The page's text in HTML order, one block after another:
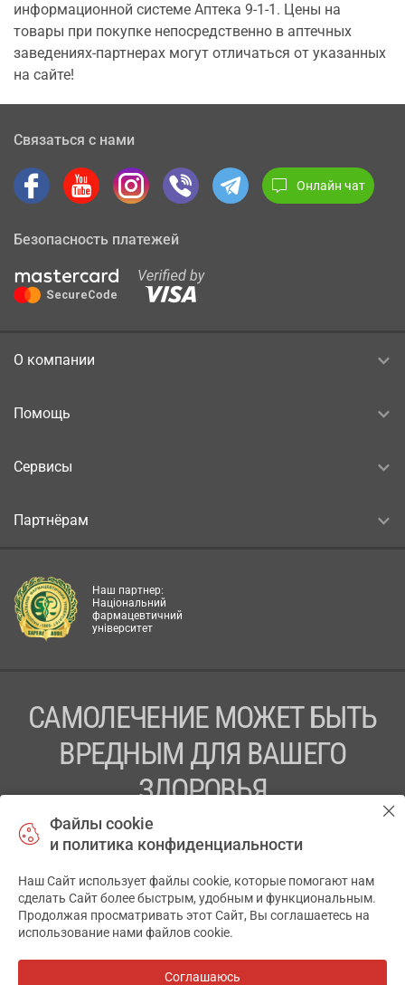
информационной системе Аптека 9-1-1. Цены на
товары при покупке непосредственно в аптечных
заведениях-партнерах могут отличаться от указанных
на сайте!
Связаться с нами
Онлайн чат
Безопасность платежей
О компании
Помощь
Сервисы
Партнёрам
Наш партнер:
Національний
фармацевтичний
університет
САМОЛЕЧЕНИЕ МОЖЕТ БЫТЬ
ВРЕДНЫМ ДЛЯ ВАШЕГО
ЗДОРОВЬЯ
ПЕРЕД ПРИМЕНЕНИЕМ ПРЕПАРАТА
ПРОКОНСУЛЬТИРУЙТЕСЬ С ВРАЧОМ
ТОВ «АПТЕКА 911.ЮА» Код ЄДРПОУ 43631965.
Отказ от ответственности
АПТЕКА911.ЮА
Файлы cookie
и политика конфиденциальности
Наш Сайт использует файлы cookie, которые помогают нам
сделать Сайт более быстрым, удобным и функциональным.
Продолжая просматривать этот Сайт, Вы соглашаетесь на
использование нами файлов cookie.
Соглашаюсь
✕